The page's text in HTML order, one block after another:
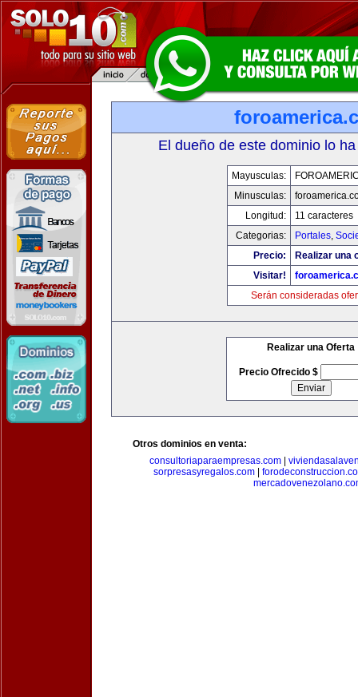
El dueño de este dominio lo
Mayusculas:
Minusculas:
Longitud:
11 caracteres
Categorias:
Portales,
Precio:
Realizar una
Visitar!
Serán consideradas
Realizar una Oferta
Precio Ofrecido $
Otros dominios en venta:
consultoriaparaempresas.com|
sorpresasyregalos.com|